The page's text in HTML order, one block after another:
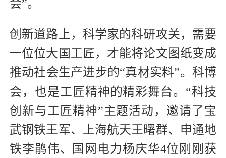
会”。
创新道路上，科学家的科研攻关，需要
一位位大国工匠，才能将论文图纸变成
推动社会生产进步的“真材实料”。科博
会，也是工匠精神的精彩舞台。“科技
创新与工匠精神”主题活动，邀请了宝
武钢铁王军、上海航天王曙群、申通地
铁李鹃伟、国网电力杨庆华4位刚刚获